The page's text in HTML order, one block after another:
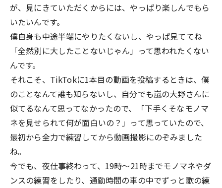
が、見にきていただくからには、やっぱり楽しんでもら
いたいんです。
僕自身も中途半端にやりたくないし、やっぱ見ててね
「全然別に大したことないじゃん」って思われたくない
んです。
それこそ、TikTokに1本目の動画を投稿するときは、僕
のことなんて誰も知らないし、自分でも嵐の大野さんに
似てるなんて思ってなかったので、「下手くそなモノマ
ネを見せられて何が面白いの？」って思っていたので、
最初から全力で練習してから動画撮影にのぞみました
ね。
今でも、夜仕事終わって、19時〜21時までモノマネやダ
ンスの練習をしたり、通勤時間の車の中でずっと歌の練